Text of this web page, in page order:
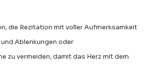
die Rezitation mit voller Aufmerksamkeit
Ablenkungen oder
zu vermeiden, damit das Herz mit dem